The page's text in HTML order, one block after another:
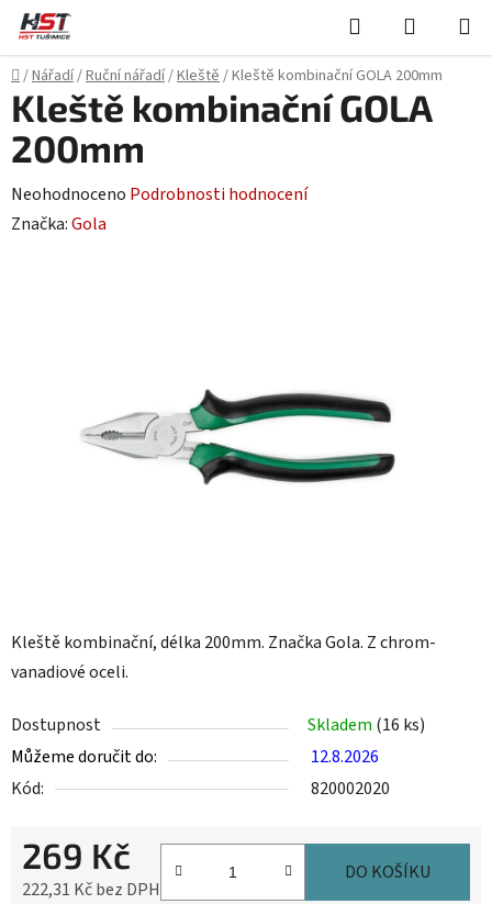
Přejít
obsah
Hledat
KOŠÍK
Domů
/Nářadí/Ruční nářadí/Kleště/Kleště kombinační GOLA 200mm
Kleště kombinační, délka 200mm. Značka Gola. Z chrom-
vanadiové oceli.
Dostupnost Skladem (16 ks)
Můžeme doručit do:
12.8.2026
Kód:
820002020
269 Kč
222,31 Kč bez DPH
DO KOŠÍKU
Kleště kombinační GOLA
200mm
Průměrné
hodnocení
Neohodnoceno Podrobnosti hodnocení
Značka:Gola